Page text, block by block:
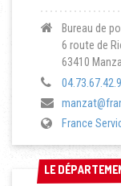
Bureau de
6 route de
63410
France
LE
LE